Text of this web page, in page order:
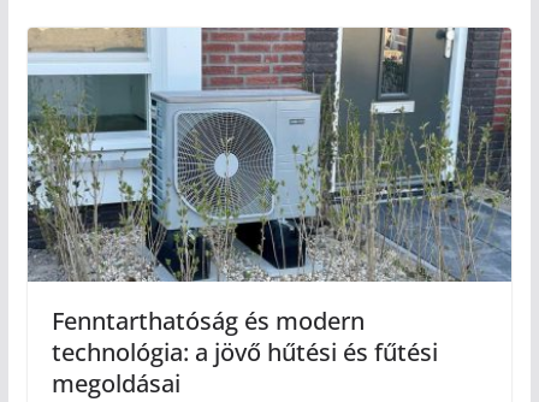
Fenntarthatóság és modern
technológia: a jövő hűtési és fűtési
megoldásai